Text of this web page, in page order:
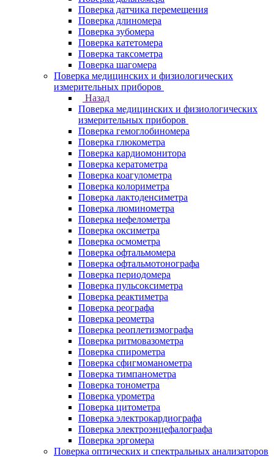
Поверка датчика перемещения
Поверка длиномера
Поверка зубомера
Поверка катетомера
Поверка таксометра
Поверка шагомера
Поверка медицинских и физиологических
измерительных приборов
Назад
Поверка медицинских и физиологических
измерительных приборов
Поверка гемоглобиномера
Поверка глюкометра
Поверка кардиомонитора
Поверка кератометра
Поверка коагулометра
Поверка колориметра
Поверка лактоденсиметра
Поверка люминометра
Поверка нефелометра
Поверка оксиметра
Поверка осмометра
Поверка офтальмомера
Поверка офтальмотонографа
Поверка периодомера
Поверка пульсоксиметра
Поверка реактиметра
Поверка реографа
Поверка реометра
Поверка реоплетизмографа
Поверка ритмовазометра
Поверка спирометра
Поверка сфигмоманометра
Поверка тимпанометра
Поверка тонометра
Поверка урометра
Поверка цитометра
Поверка электрокардиографа
Поверка электроэнцефалографа
Поверка эргомера
Поверка оптических и спектральных анализаторов